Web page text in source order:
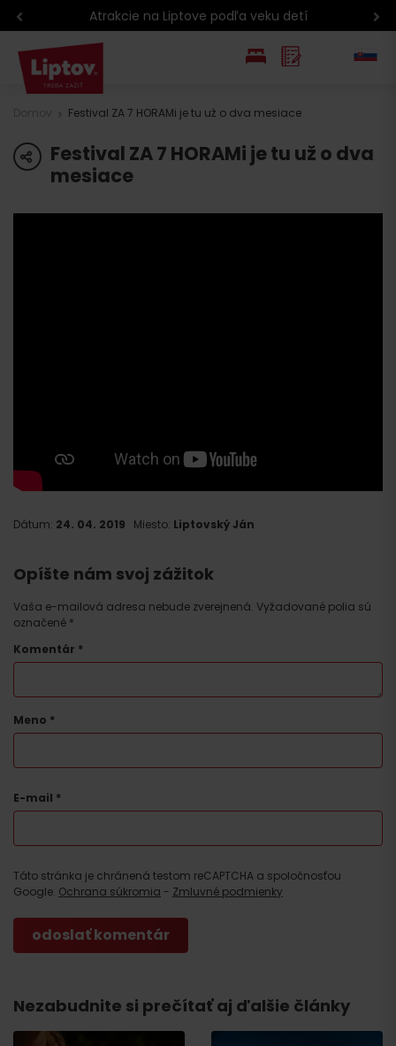
Atrakcie na Liptove podľa veku detí
Festival ZA 7 HORAMi je tu už o dva mesiace
share
Festival ZA 7 HORAMi je tu už o dva
mesiace
Dátum: 24. 04. 2019 Miesto: Liptovský Ján
Opíšte nám svoj zážitok
Vaša e-mailová adresa nebude zverejnená. Vyžadované polia sú
označené *
Komentár *
Meno *
E-mail *
Táto stránka je chránená testom reCAPTCHA a spoločnosťou
Google. Ochrana súkromia - Zmluvné podmienky
Nezabudnite si prečítať aj ďalšie články